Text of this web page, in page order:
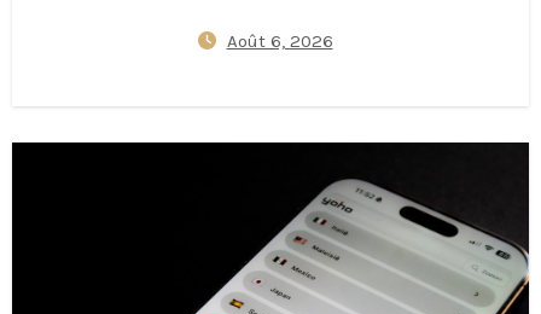
Août 6, 2026